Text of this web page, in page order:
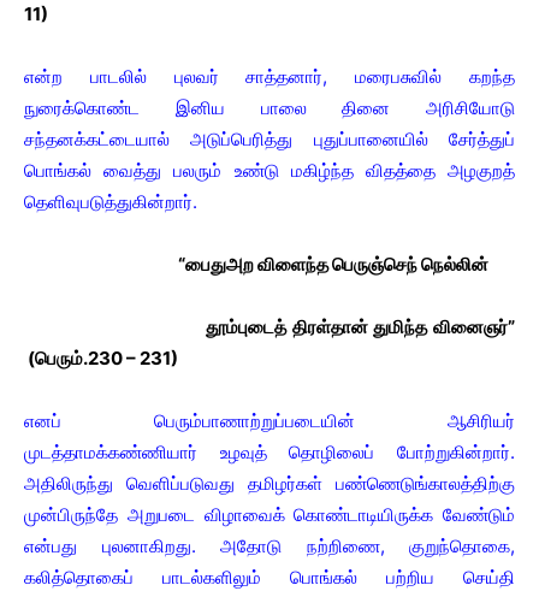
11)
என்ற பாடலில் புலவர் சாத்தனார், மரைபசுவில் கறந்த
நுரைக்கொண்ட இனிய பாலை தினை அரிசியோடு
சந்தனக்கட்டையால் அடுப்பெரித்து புதுப்பானையில் சேர்த்துப்
பொங்கல் வைத்து பலரும் உண்டு மகிழ்ந்த விதத்தை அழகுறத்
தெளிவுபடுத்துகின்றார்.
“பைதுஅற விளைந்த பெருஞ்செந் நெல்லின்
தூம்புடைத் திரள்தான் துமிந்த வினைஞர்”
(பெரும்.230 – 231)
எனப் பெரும்பாணாற்றுப்படையின் ஆசிரியர்
முடத்தாமக்கண்ணியார் உழவுத் தொழிலைப் போற்றுகின்றார்.
அதிலிருந்து வெளிப்படுவது தமிழர்கள் பண்ணெடுங்காலத்திற்கு
முன்பிருந்தே அறுபடை விழாவைக் கொண்டாடியிருக்க வேண்டும்
என்பது புலனாகிறது. அதோடு நற்றிணை, குறுந்தொகை,
கலித்தொகைப் பாடல்களிலும் பொங்கல் பற்றிய செய்தி